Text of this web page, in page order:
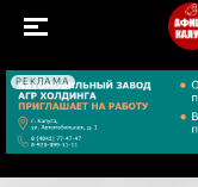
РЕКЛАМА
СОБЫТИЯ